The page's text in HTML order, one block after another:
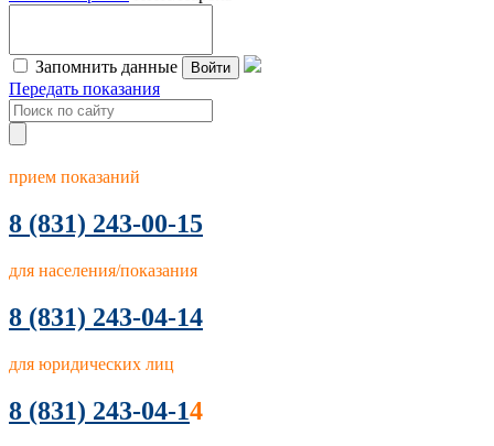
Запомнить данные Войти
Передать показания
прием показаний
8 (831) 243-00-15
для населения/показания
8 (831) 243-04-14
для юридических лиц
8 (831) 243-04-14